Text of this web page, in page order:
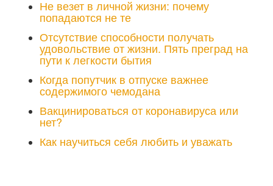
Не везет в личной жизни: почему
попадаются не те
Отсутствие способности получать
удовольствие от жизни. Пять преград на
пути к легкости бытия
Когда попутчик в отпуске важнее
содержимого чемодана
Вакцинироваться от коронавируса или
нет?
Как научиться себя любить и уважать